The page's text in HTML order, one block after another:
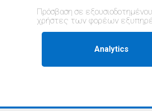
Πρόσβαση σε
χρήστες των φορέων